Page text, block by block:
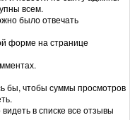
всем.
было отвечать
форме на странице
бы, чтобы суммы просмотров
в списке все отзывы